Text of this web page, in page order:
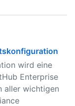
wird eine
Enterprise
aller wichtigen